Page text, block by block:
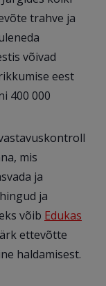
trahve ja
võivad
eest
400 000
mis
ja
ja
võib Edukas
ettevõtte
haldamisest.